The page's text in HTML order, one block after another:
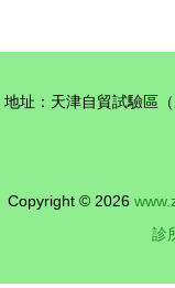
與
地址：天津自貿試驗區
Copyright © 2026
診